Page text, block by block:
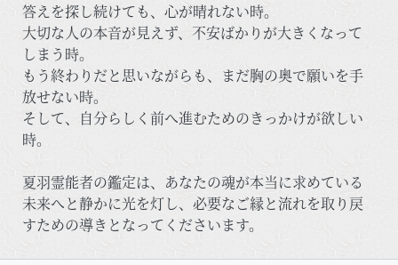
答えを探し続けても、心が晴れない時。
大切な人の本音が見えず、不安ばかりが大きくなって
しまう時。
もう終わりだと思いながらも、まだ胸の奥で願いを手
放せない時。
そして、自分らしく前へ進むためのきっかけが欲しい
時。
夏羽霊能者の鑑定は、あなたの魂が本当に求めている
未来へと静かに光を灯し、必要なご縁と流れを取り戻
すための導きとなってくださいます。